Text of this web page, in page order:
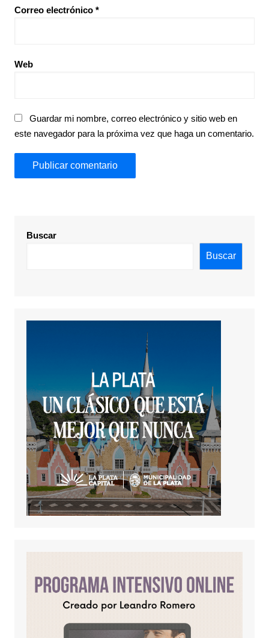
Correo electrónico *
Web
Guardar mi nombre, correo electrónico y sitio web en
este navegador para la próxima vez que haga un comentario.
Buscar
Buscar